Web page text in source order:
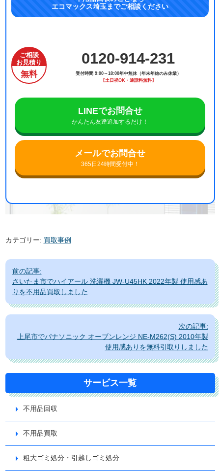
エコマックス埼玉までご相談ください
ご相談
お見積り
無料
0120-914-231
受付時間 9:00～18:00年中無休（年末年始のみ休業）
【土日祝OK・通話料無料】
LINEでお問合せ
かんたん友達追加するだけ！
メールでお問合せ
365日24時間受付中！
カテゴリー: 買取事例
投
稿
ナ
ビ
ゲ
ョ
ン
前の記事:
さいたま市でハイアール 洗濯機 JW-U45HK 2022年製 使用感あ
りを不用品買取しました
次の記事:
上尾市でパナソニック オーブンレンジ NE-M262(S) 2010年製
使用感ありを無料引取りしました
サービス一覧
不用品回収
不用品買取
粗大ゴミ処分・引越しゴミ処分